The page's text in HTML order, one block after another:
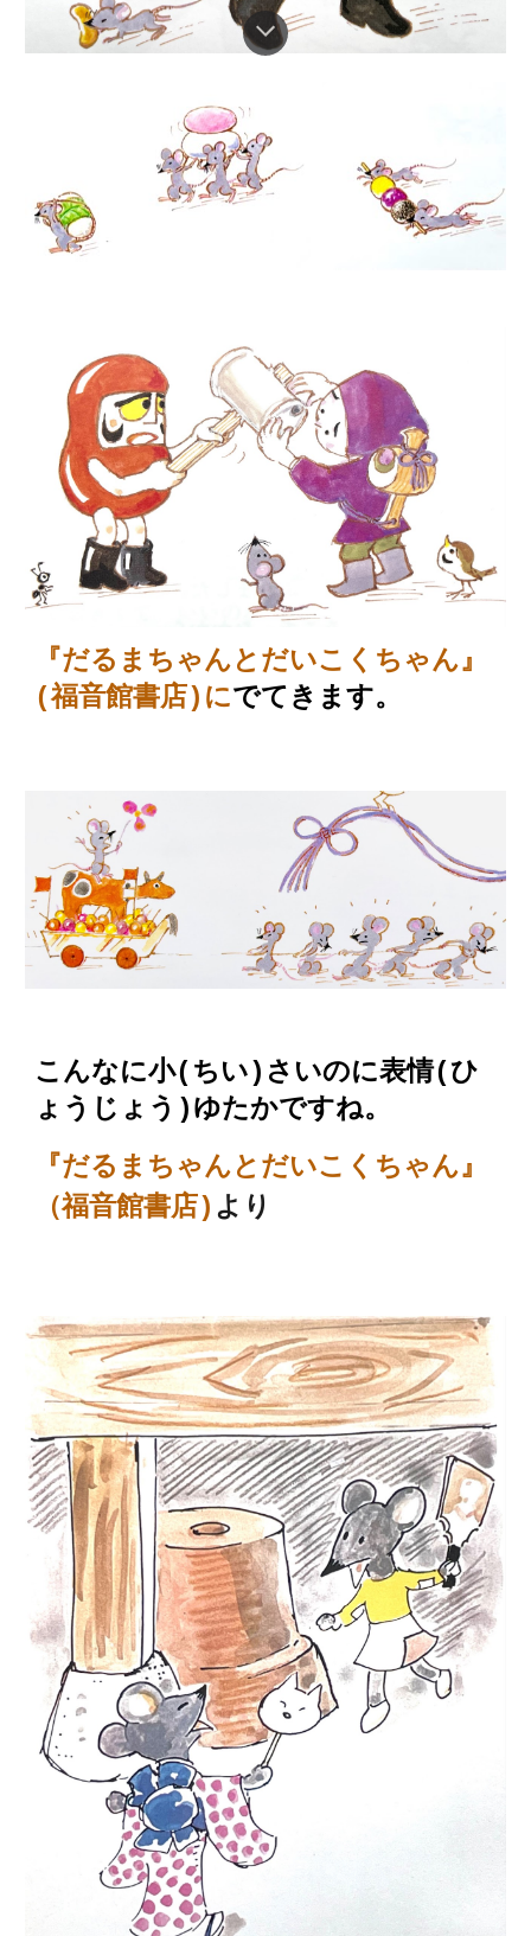
『 だるまちゃんとだいこく ちゃん』
(福音館書店)にでてきます。
こんなに小(ちい)さいのに表情(ひ
ょうじょう)ゆたかですね。
『だるまちゃんとだいこくちゃん』
（福音館書店) より